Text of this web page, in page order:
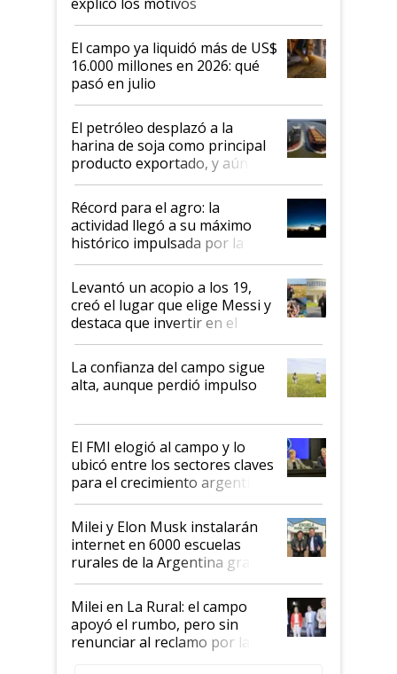
El campo ya liquidó más de US$
16.000 millones en 2026: qué
pasó en julio
El petróleo desplazó a la
harina de soja como principal
producto exportado, y aún así
el agro aportó casi seis de cada
diez dólares y sostuvo el
liderazgo en un semestre
récord
Récord para el agro: la
actividad llegó a su máximo
histórico impulsada por la
cosecha y las exportaciones
Levantó un acopio a los 19,
creó el lugar que elige Messi y
destaca que invertir en el
kirchnerismo era como "darle
plata a un hijo para droga":
Juan Félix Rossetti, el libertario
que de una dura crisis salió
de Milei
La confianza del campo sigue
alta, aunque perdió impulso
El FMI elogió al campo y lo
ubicó entre los sectores claves
para el crecimiento argentino
Milei y Elon Musk instalarán
internet en 6000 escuelas
rurales de la Argentina gracias
a un acuerdo con Starlink
Milei en La Rural: el campo
apoyó el rumbo, pero sin
renunciar al reclamo por las